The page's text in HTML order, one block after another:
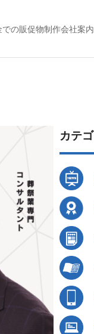
での販促物制作会社案内
カテ